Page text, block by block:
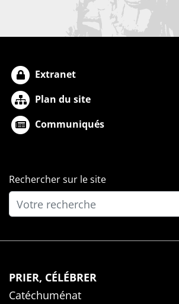
Extranet
Plan du site
Communiqués
Rechercher sur le site
PRIER, CÉLÉBRER
Catéchuménat